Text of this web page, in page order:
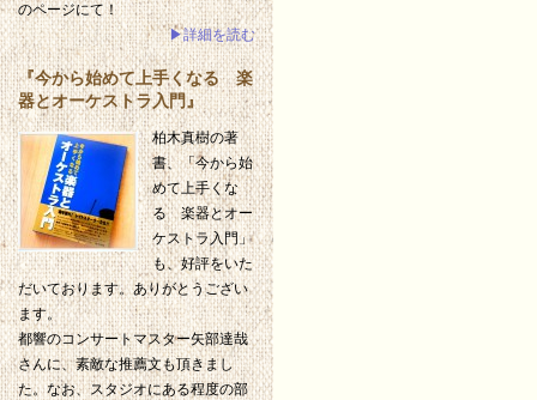
のページにて！
▶詳細を読む
『今から始めて上手くなる 楽
器とオーケストラ入門』
柏木真樹の著
書、「今から始
めて上手くな
る 楽器とオー
ケストラ入門」
も、好評をいた
だいております。ありがとうござい
ます。
都響のコンサートマスター矢部達哉
さんに、素敵な推薦文も頂きまし
た。なお、スタジオにある程度の部